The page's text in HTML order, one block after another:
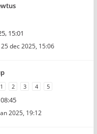
15:01
dec 2025, 15:06
1 2 3 4 5
2025, 19:12